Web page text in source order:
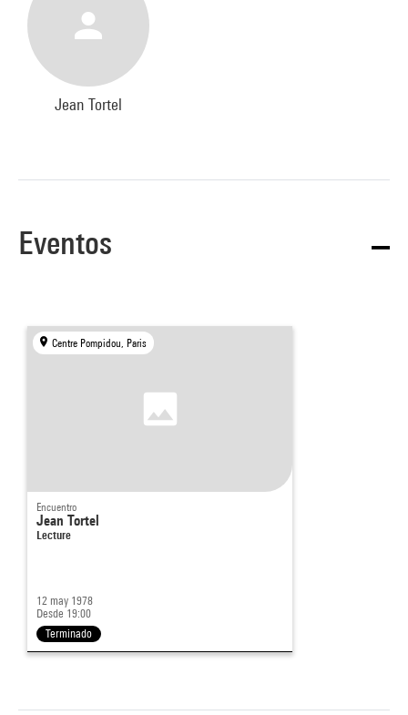
Jean Tortel
Eventos
Centre Pompidou, Paris
Encuentro
Jean Tortel
Lecture
12 may 1978
Desde 19:00
Terminado